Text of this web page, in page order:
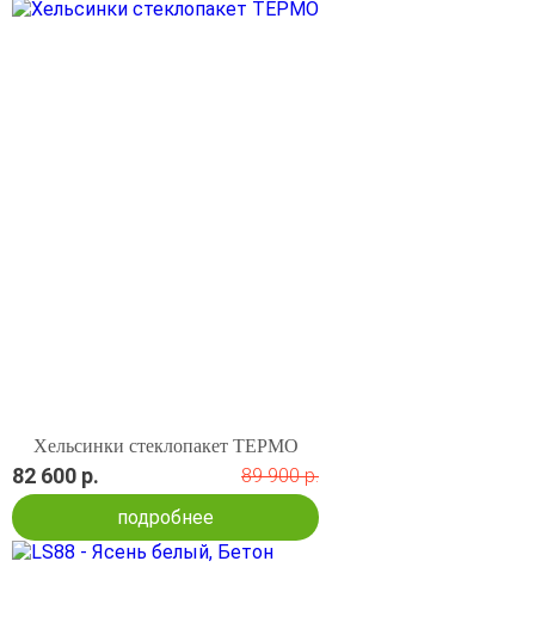
Хельсинки стеклопакет ТЕРМО
82 600 р.
89 900 р.
подробнее